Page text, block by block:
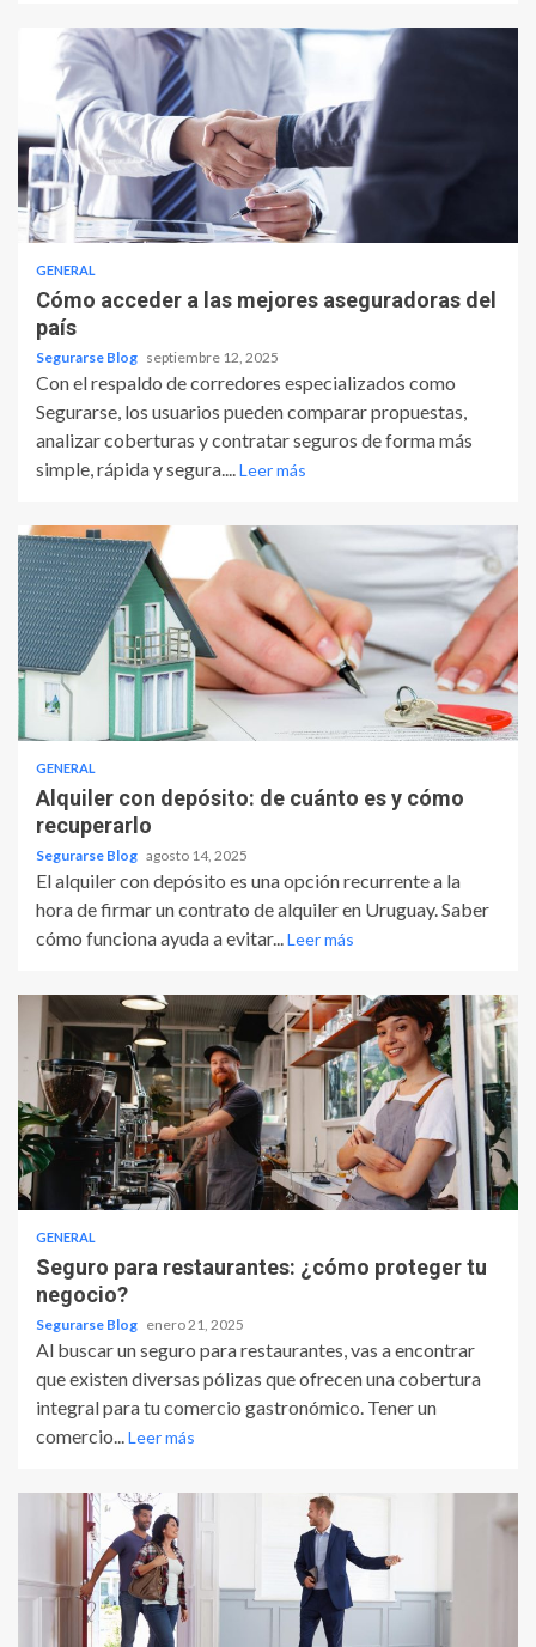
GENERAL
Cómo acceder a las mejores aseguradoras del
país
Segurarse Blog septiembre 12, 2025
Con el respaldo de corredores especializados como
Segurarse, los usuarios pueden comparar propuestas,
analizar coberturas y contratar seguros de forma más
simple, rápida y segura....Leer más
GENERAL
Alquiler con depósito: de cuánto es y cómo
recuperarlo
Segurarse Blog agosto 14, 2025
El alquiler con depósito es una opción recurrente a la
hora de firmar un contrato de alquiler en Uruguay. Saber
cómo funciona ayuda a evitar...Leer más
GENERAL
Seguro para restaurantes: ¿cómo proteger tu
negocio?
Segurarse Blog enero 21, 2025
Al buscar un seguro para restaurantes, vas a encontrar
que existen diversas pólizas que ofrecen una cobertura
integral para tu comercio gastronómico. Tener un
comercio...Leer más